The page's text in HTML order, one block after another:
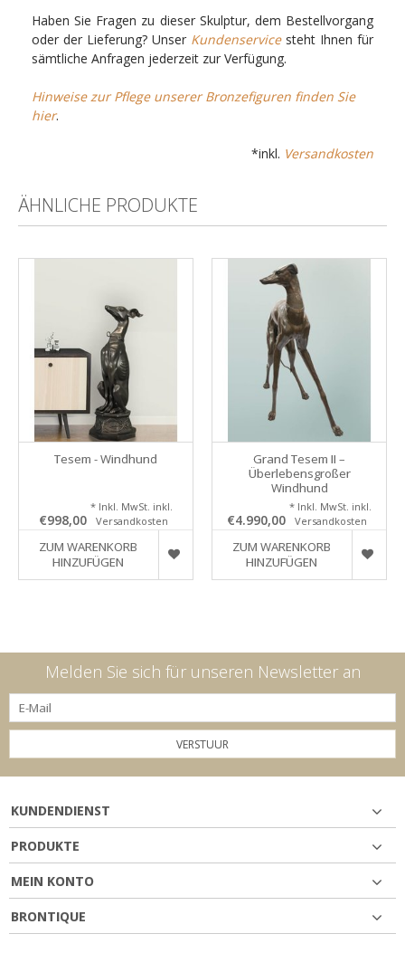
Haben Sie Fragen zu dieser Skulptur, dem Bestellvorgang
oder der Lieferung? Unser Kundenservicesteht Ihnen für
sämtliche Anfragen jederzeit zur Verfügung.
Hinweise zur Pflege unserer Bronzefiguren finden Sie
hier.
*inkl. Versandkosten
ÄHNLICHE PRODUKTE
Tesem - Windhund
€998,00
* Inkl. MwSt. inkl.
Versandkosten
ZUM WARENKORB
HINZUFÜGEN
Grand Tesem II –
Überlebensgroßer
Windhund
€4.990,00
* Inkl. MwSt. inkl.
Versandkosten
ZUM WARENKORB
HINZUFÜGEN
Melden Sie sich für unseren Newsletter an
VERSTUUR
KUNDENDIENST
PRODUKTE
MEIN KONTO
BRONTIQUE